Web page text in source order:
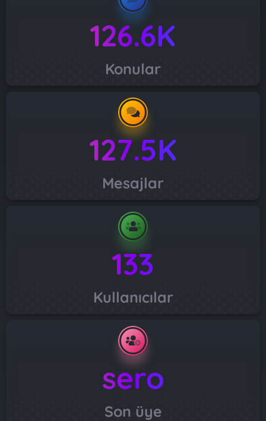
126.6K
Konular
127.5K
Mesajlar
133
Kullanıcılar
sero
Son üye